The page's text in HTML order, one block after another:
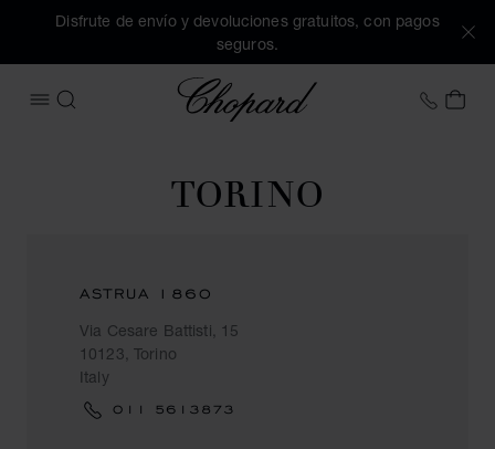
Disfrute de envío y devoluciones gratuitos, con pagos
seguros.
ABRIR MENÚ
BUSCAR
Chopard +34
MI
TORINO
ASTRUA 1860
Via Cesare Battisti, 15
10123, Torino
Italy
011 5613873